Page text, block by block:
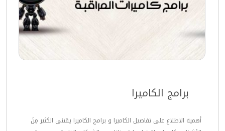
برامج الكاميرا
أهمية الاطلاع على تفاصيل الكاميرا و برامج الكاميرا يقتني الكثير مِنَ